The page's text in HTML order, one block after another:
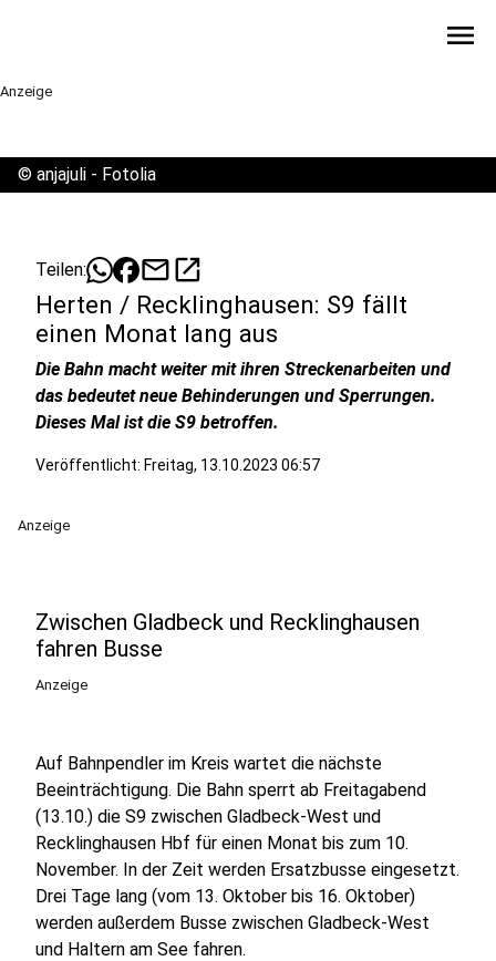
menu
Anzeige
© anjajuli - Fotolia
Teilen: mailopen_in_new
Herten / Recklinghausen: S9 fällt
einen Monat lang aus
Die Bahn macht weiter mit ihren Streckenarbeiten und
das bedeutet neue Behinderungen und Sperrungen.
Dieses Mal ist die S9 betroffen.
Veröffentlicht: Freitag, 13.10.2023 06:57
Anzeige
Zwischen Gladbeck und Recklinghausen
fahren Busse
Anzeige
Auf Bahnpendler im Kreis wartet die nächste
Beeinträchtigung. Die Bahn sperrt ab Freitagabend
(13.10.) die S9 zwischen Gladbeck-West und
Recklinghausen Hbf für einen Monat bis zum 10.
November. In der Zeit werden Ersatzbusse eingesetzt.
Drei Tage lang (vom 13. Oktober bis 16. Oktober)
werden außerdem Busse zwischen Gladbeck-West
und Haltern am See fahren.